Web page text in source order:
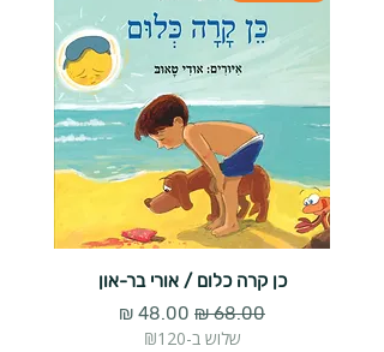
כן קרה כלום / אורי בר-און
מחיר רגיל מחיר מבצע
שלוש ב-₪120